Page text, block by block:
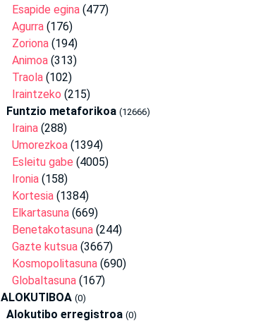
Esapide egina (477)
Agurra (176)
Zoriona (194)
Animoa (313)
Traola (102)
Iraintzeko (215)
Funtzio metaforikoa (12666)
Iraina (288)
Umorezkoa (1394)
Esleitu gabe (4005)
Ironia (158)
Kortesia (1384)
Elkartasuna (669)
Benetakotasuna (244)
Gazte kutsua (3667)
Kosmopolitasuna (690)
Globaltasuna (167)
ALOKUTIBOA (0)
Alokutibo erregistroa (0)